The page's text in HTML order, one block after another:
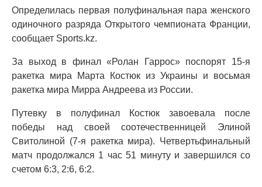
Определилась первая полуфинальная пара женского
одиночного разряда Открытого чемпионата Франции,
сообщает Sports.kz.
За выход в финал «Ролан Гаррос» поспорят 15-я
ракетка мира Марта Костюк из Украины и восьмая
ракетка мира Мирра Андреева из России.
Путевку в полуфинал Костюк завоевала после
победы над своей соотечественницей Элиной
Свитолиной (7-я ракетка мира). Четвертьфинальный
матч продолжался 1 час 51 минуту и завершился со
счетом 6:3, 2:6, 6:2.